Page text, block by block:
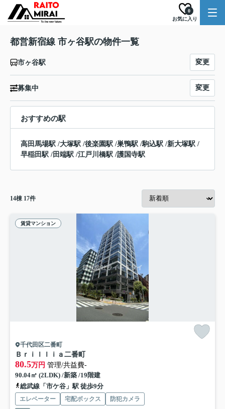
お気に入り
0
都営新宿線 市ヶ谷駅の物件一覧
市ヶ谷駅 変更
募集中 変更
おすすめの駅
高田馬場駅 /大塚駅 /後楽園駅 /巣鴨駅 /駒込駅 /新大塚駅 /
早稲田駅 /田端駅 /江戸川橋駅 /護国寺駅
14棟 17件
賃貸マンション
千代田区二番町
Ｂｒｉｌｌｉａ二番町
80.5万円 管理/共益費-
90.04㎡ (2LDK) /新築 /19階建
総武線「市ケ谷」駅 徒歩9分
エレベーター 宅配ボックス
防犯カメラ